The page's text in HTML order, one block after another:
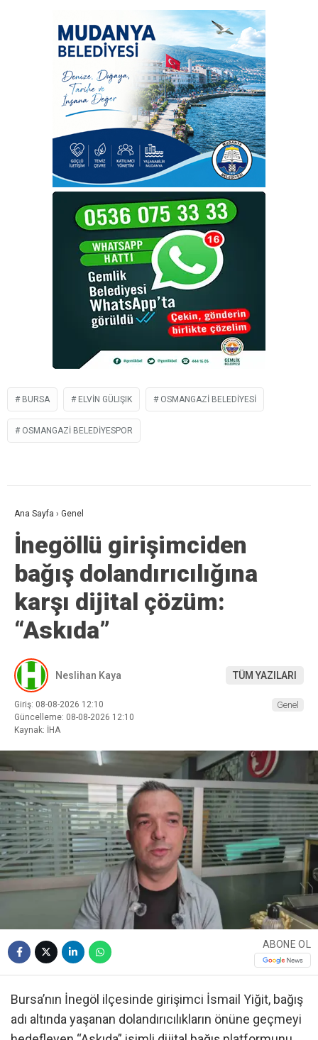
BURSA ELVIN GÜLIŞIK OSMANGAZI BELEDIYESI
OSMANGAZI BELEDIYESPOR
Ana Sayfa › Genel
İnegöllü girişimciden
bağış dolandırıcılığına
karşı dijital çözüm:
“Askıda”
Neslihan Kaya TÜM YAZILARI
Giriş: 08-08-2026 12:10
Güncelleme: 08-08-2026 12:10
Kaynak: İHA
Genel
ABONE OL
Bursa’nın İnegöl ilçesinde girişimci İsmail Yiğit, bağış
adı altında yaşanan dolandırıcılıkların önüne geçmeyi